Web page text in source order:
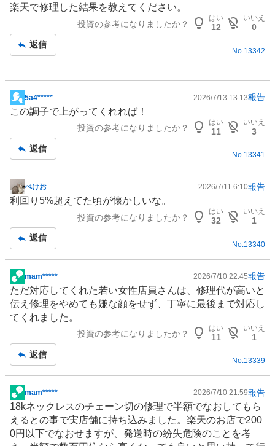
楽天で修理した結果を教えてください。
投資の参考になりましたか？
はい
12
いいえ
0
返信
No. 13342
掲
示
事
5a4***** 2026/7/13 13:13報告
この調子で上がってくれれば！
投資の参考になりましたか？
はい
11
いいえ
3
返信
No.13341
掲
示
事
ぺけお 2026/7/11 6:10報告
利回り5%超えてた頃が懐かしいな。
投資の参考になりましたか？
はい
32
いいえ
1
返信
No. 13340
掲
示
板
記
mam***** 2026/7/10 22:45報告
ただ対応してくれた若い女性店員さんは、修理代が高いと
伝え修理をやめても嫌な顔をせず、丁寧に最後まで対応し
てくれました。
投資の参考になりましたか？
はい
11
いいえ
1
返信
No.13339
掲
示
板
記
mam***** 2026/7/10 21:59報告
18kネックレスのチェーン切の修理で半額でなおしてもら
えるとの事で実店舗に持ち込みました。楽天のお店で200
0円以下でなおせますが、発送時の紛失危険のことを考